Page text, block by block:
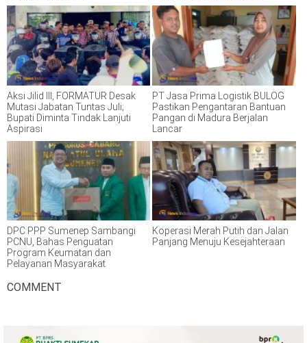
Aksi Jilid III, FORMATUR Desak
Mutasi Jabatan Tuntas Juli;
Bupati Diminta Tindak Lanjuti
Aspirasi
PT Jasa Prima Logistik BULOG
Pastikan Pengantaran Bantuan
Pangan di Madura Berjalan
Lancar
DPC PPP Sumenep Sambangi
PCNU, Bahas Penguatan
Program Keumatan dan
Pelayanan Masyarakat
Koperasi Merah Putih dan Jalan
Panjang Menuju Kesejahteraan
COMMENT